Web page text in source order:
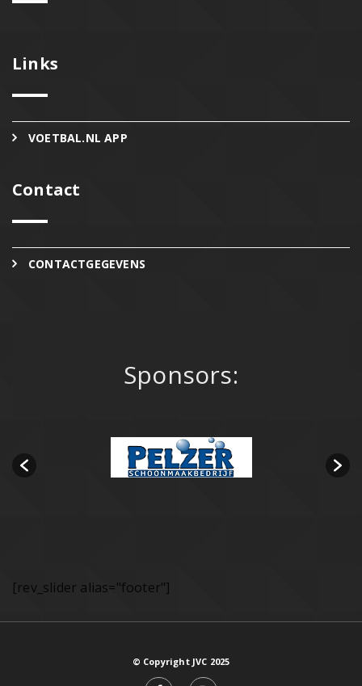
Links
VOETBAL.NL APP
Contact
CONTACTGEGEVENS
Sponsors:
[rev_slider alias="footer"]
© Copyright JVC 2025